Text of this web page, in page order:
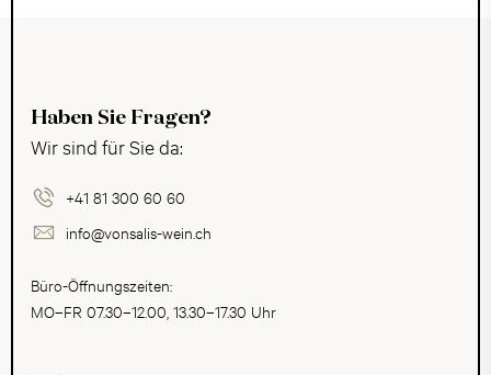
Haben Sie Fragen?
Wir sind für Sie da:
+41 81 300 60 60
info@vonsalis-wein.ch
Büro-Öffnungszeiten:
MO–FR 07.30–12.00, 13.30–17.30 Uhr